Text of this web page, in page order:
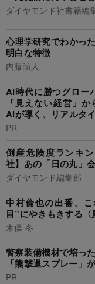
ダイヤモンド社書籍編
心理学研究でわかっ
明白な特徴
内藤誼人
AI時代に勝つグロー
「見えない経営」
AIが導く、リアルタ
PR
倒産危険度ランキ
社】あの「日の丸」
ダイヤモンド編集部
中村倫也の出番、
目”にやきもきする〈
木俣 冬
警察装備機材で培っ
「熊撃退スプレー」
PR